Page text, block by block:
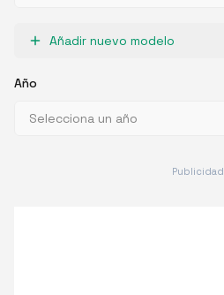
Añadir nuevo modelo
Año
Selecciona un año
Publicidad